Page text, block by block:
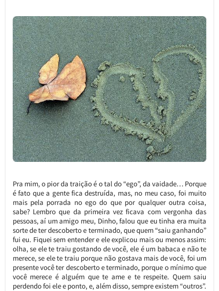
Pra mim, o pior da traição é o tal do “ego”, da vaidade… Porque
é fato que a gente fica destruída, mas, no meu caso, foi muito
mais pela porrada no ego do que por qualquer outra coisa,
sabe? Lembro que da primeira vez ficava com vergonha das
pessoas, aí um amigo meu, Dinho, falou que eu tinha era muita
sorte de ter descoberto e terminado, que quem “saiu ganhando”
fui eu. Fiquei sem entender e ele explicou mais ou menos assim:
olha, se ele te traiu gostando de você, ele é um babaca e não te
merece, se ele te traiu porque não gostava mais de você, foi um
presente você ter descoberto e terminado, porque o mínimo que
você merece é alguém que te ame e te respeite. Quem saiu
perdendo foi ele e ponto, e, além disso, sempre existem “outros”.